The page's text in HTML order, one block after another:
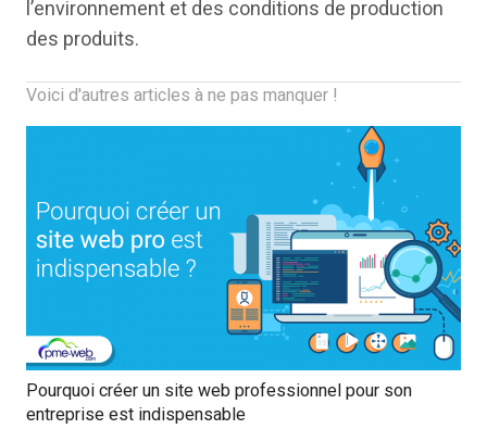
l’environnement et des conditions de production
des produits.
Voici d'autres articles à ne pas manquer !
Pourquoi créer un site web professionnel pour son
entreprise est indispensable